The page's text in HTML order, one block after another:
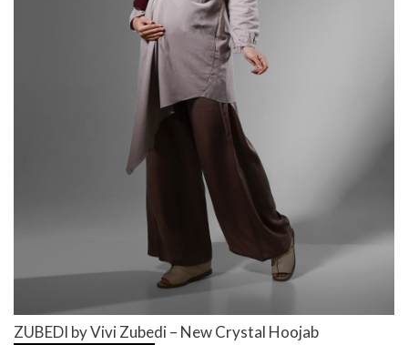
ZUBEDI by Vivi Zubedi – New Crystal Hoojab